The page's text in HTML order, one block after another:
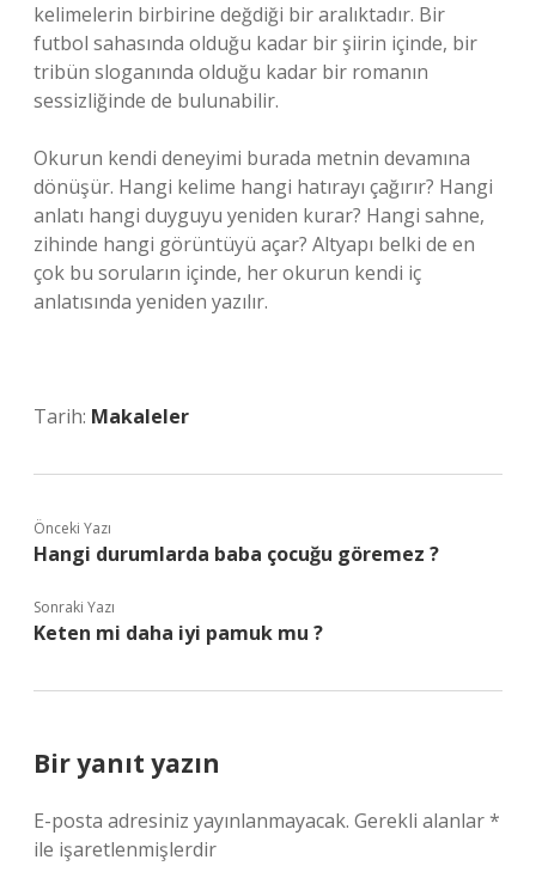
kelimelerin birbirine değdiği bir aralıktadır. Bir
futbol sahasında olduğu kadar bir şiirin içinde, bir
tribün sloganında olduğu kadar bir romanın
sessizliğinde de bulunabilir.
Okurun kendi deneyimi burada metnin devamına
dönüşür. Hangi kelime hangi hatırayı çağırır? Hangi
anlatı hangi duyguyu yeniden kurar? Hangi sahne,
zihinde hangi görüntüyü açar? Altyapı belki de en
çok bu soruların içinde, her okurun kendi iç
anlatısında yeniden yazılır.
Tarih: Makaleler
Önceki Yazı
Hangi durumlarda baba çocuğu göremez ?
Sonraki Yazı
Keten mi daha iyi pamuk mu ?
Bir yanıt yazın
E-posta adresiniz yayınlanmayacak. Gerekli alanlar*
ile işaretlenmişlerdir